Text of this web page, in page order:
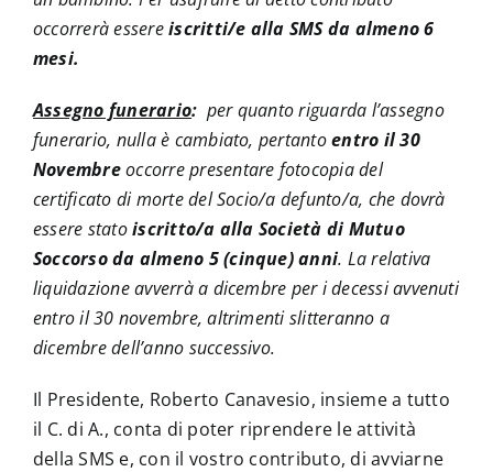
occorrerà essereiscritti/e alla SMS da almeno 6
mesi.
Assegno funerario: per quanto riguarda l’assegno
funerario, nulla è cambiato, pertantoentro il 30
Novembreoccorre presentare fotocopia del
certificato di morte del Socio/a defunto/a, che dovrà
essere statoiscritto/a alla Società di Mutuo
Soccorso da almeno 5 (cinque) anni. La relativa
liquidazione avverrà a dicembre per i decessi avvenuti
entro il 30 novembre, altrimenti slitteranno a
dicembre dell’anno successivo.
Il Presidente, Roberto Canavesio, insieme a tutto
il C. di A., conta di poter riprendere le attività
della SMS e, con il vostro contributo, di avviarne